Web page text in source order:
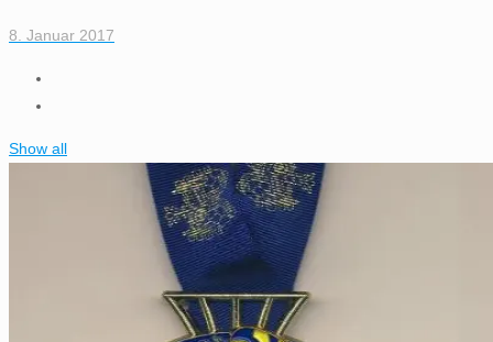
8. Januar 2017
Show all